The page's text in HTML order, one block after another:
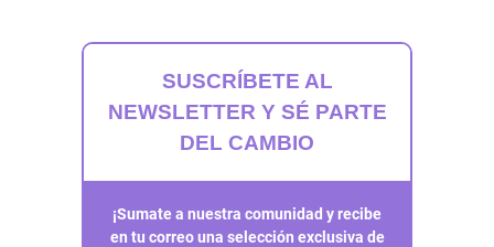
SUSCRÍBETE AL
NEWSLETTER Y SÉ PARTE
DEL CAMBIO
¡Sumate a nuestra comunidad y recibe
en tu correo una selección exclusiva de